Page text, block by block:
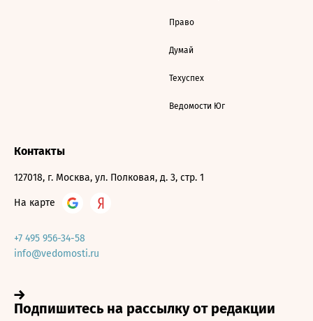
Право
Думай
Техуспех
Ведомости Юг
Контакты
127018, г. Москва, ул. Полковая, д. 3, стр. 1
На карте
+7 495 956-34-58
info@vedomosti.ru